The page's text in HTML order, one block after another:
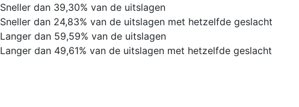
Sneller dan 39,30% van de uitslagen
Sneller dan 24,83% van de uitslagen met hetzelfde geslacht
Langer dan 59,59% van de uitslagen
Langer dan 49,61% van de uitslagen met hetzelfde geslacht